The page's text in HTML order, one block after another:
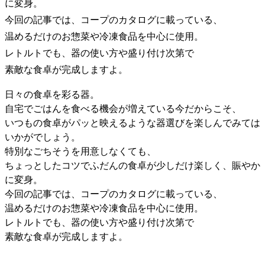
に変身。
今回の記事では、コープのカタログに載っている、
温めるだけのお惣菜や冷凍食品を中心に使用。
レトルトでも、器の使い方や盛り付け次第で
素敵な食卓が完成しますよ。
日々の食卓を彩る器。
自宅でごはんを食べる機会が増えている今だからこそ、
いつもの食卓がパッと映えるような器選びを楽しんでみては
いかがでしょう。
特別なごちそうを用意しなくても、
ちょっとしたコツでふだんの食卓が少しだけ楽しく、賑やか
に変身。
今回の記事では、コープのカタログに載っている、
温めるだけのお惣菜や冷凍食品を中心に使用。
レトルトでも、器の使い方や盛り付け次第で
素敵な食卓が完成しますよ。